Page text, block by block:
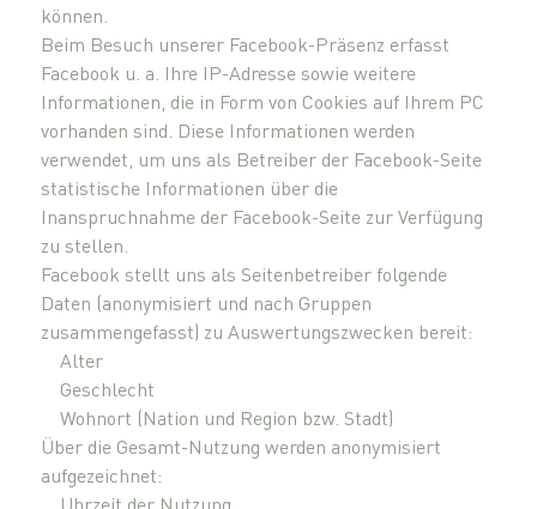
können.
Beim Besuch unserer Facebook-Präsenz erfasst
Facebook u. a. Ihre IP-Adresse sowie weitere
Informationen, die in Form von Cookies auf Ihrem PC
vorhanden sind. Diese Informationen werden
verwendet, um uns als Betreiber der Facebook-Seite
statistische Informationen über die
Inanspruchnahme der Facebook-Seite zur Verfügung
zu stellen.
Facebook stellt uns als Seitenbetreiber folgende
Daten (anonymisiert und nach Gruppen
zusammengefasst) zu Auswertungszwecken bereit:
Alter
Geschlecht
Wohnort (Nation und Region bzw. Stadt)
Über die Gesamt-Nutzung werden anonymisiert
aufgezeichnet:
Uhrzeit der Nutzung